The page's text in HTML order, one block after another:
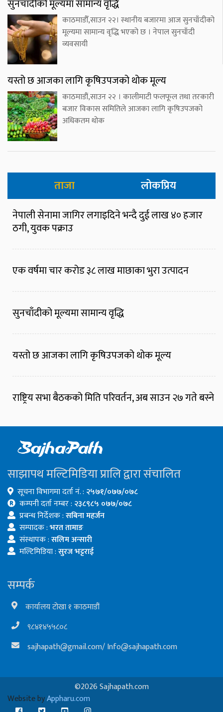
सुनचाँदीको मूल्यमा सामान्य वृद्धि
काठमाडौँ,साउन २२। स्थानीय बजारमा आज सुनचाँदीको
मूल्यमा सामान्य वृद्धि भएको छ । नेपाल सुनचाँदी
व्यवसायी
यस्तो छ आजका लागि कृषिउपजको थोक मूल्य
काठमाडौं,साउन २२ । कालीमाटी फलफूल तथा तरकारी
बजार विकास समितिले आजका लागि कृषिउपजको
अधिकतम थोक
ताजा लोकप्रिय
नेपाली सेनामा जागिर लगाइदिने भन्दै दुई लाख ४० हजार
ठगी, युवक पक्राउ
एक वर्षमा चार करोड ३८ लाख माछाका भुरा उत्पादन
सुनचाँदीको मूल्यमा सामान्य वृद्धि
यस्तो छ आजका लागि कृषिउपजको थोक मूल्य
राष्ट्रिय सभा बैठकको मिति परिवर्तन, अब साउन २७ गते बस्ने
साझापथ मल्टिमिडिया प्रालि द्वारा संचालित
सूचना विभागमा दर्ता नं. : २५७१/०७७/०७८
कम्पनी दर्ता नम्बर : २३८९८५ ०७७/०७८
प्रबन्ध निर्देशक :सबिना महर्जन
सम्पादक :भरत तामाङ
संस्थापक :सलिम अन्सारी
मल्टिमिडिया :सुरज भट्टराई
सम्पर्क
कार्यालय टोखा १ काठमाडौं
९८४१४५५८०८
sajhapath@gmail.com/Info@sajhapath.com
©2026 Sajhapath.com
Website byAppharu.com